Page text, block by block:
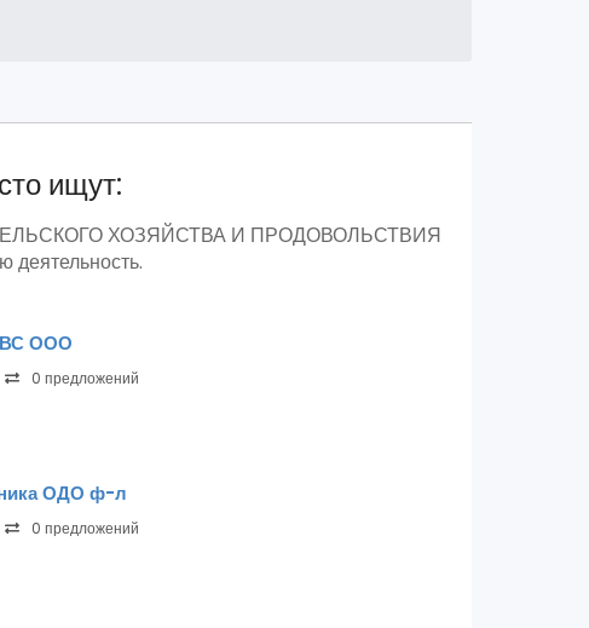
ищут:
СЕЛЬСКОГО ХОЗЯЙСТВА И ПРОДОВОЛЬСТВИЯ
ООО
0 предложений
ОДО ф-л
0 предложений